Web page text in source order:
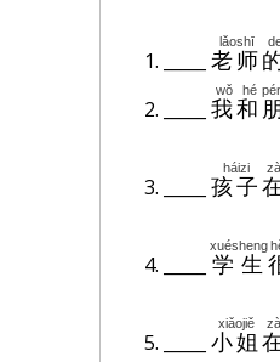
1. _____老师
lǎoshī
2. _____我
wǒ
和
hé
3. _____孩子
háizi
4. _____ 学生
xuésheng
5. _____小姐
xiǎojiě